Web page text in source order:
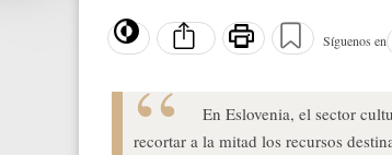
Síguenos en
En Eslovenia, el sector
recortar a la mitad los recursos